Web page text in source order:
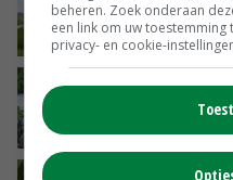
GISTEREN, 10:00
Oekraïne-
de
beheren. Zoek onderaan
een link om uw
privacy- en cookie-